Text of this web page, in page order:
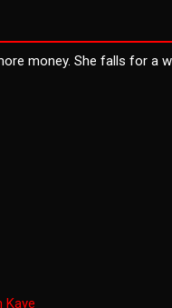
money. She falls for a
Kaye